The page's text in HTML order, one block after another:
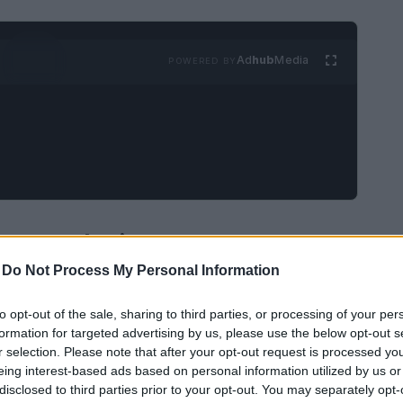
Do Not Process My Personal Information
opt-out of the sale, sharing to third parties, or processing of your
for targeted advertising by us, please use the below opt-out
selection. Please note that after your opt-out request is processed
interest-based ads based on personal information utilized by us
to third parties prior to your opt-out. You may separately
AdhubMedia
ecologica
delle sfide più significative del nostro tempo,
non solo le dimensioni ambientali, ma
contesto, l’Italia ha avviato un ambizioso
si inserisce nel più ampioGreen Deal
crescita sostenibile, preservando la salute